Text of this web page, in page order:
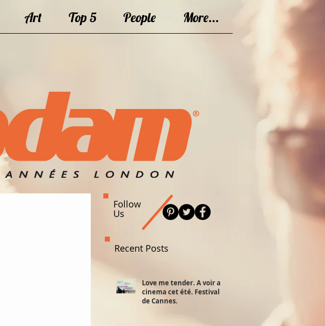
Art Top 5 People More...
Follow
Us
Recent Posts
Love me tender. A voir au
cinema cet été. Festival
de Cannes.